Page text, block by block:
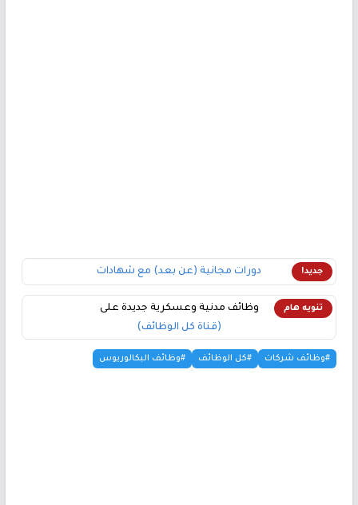
جديد! دورات مجانية (عن بعد) مع شهادات
تنويه هام
وظائف مدنية وعسكرية جديدة على
(قناة كل الوظائف)
#وظائف شركات #كل الوظائف #وظائف البكالوريوس